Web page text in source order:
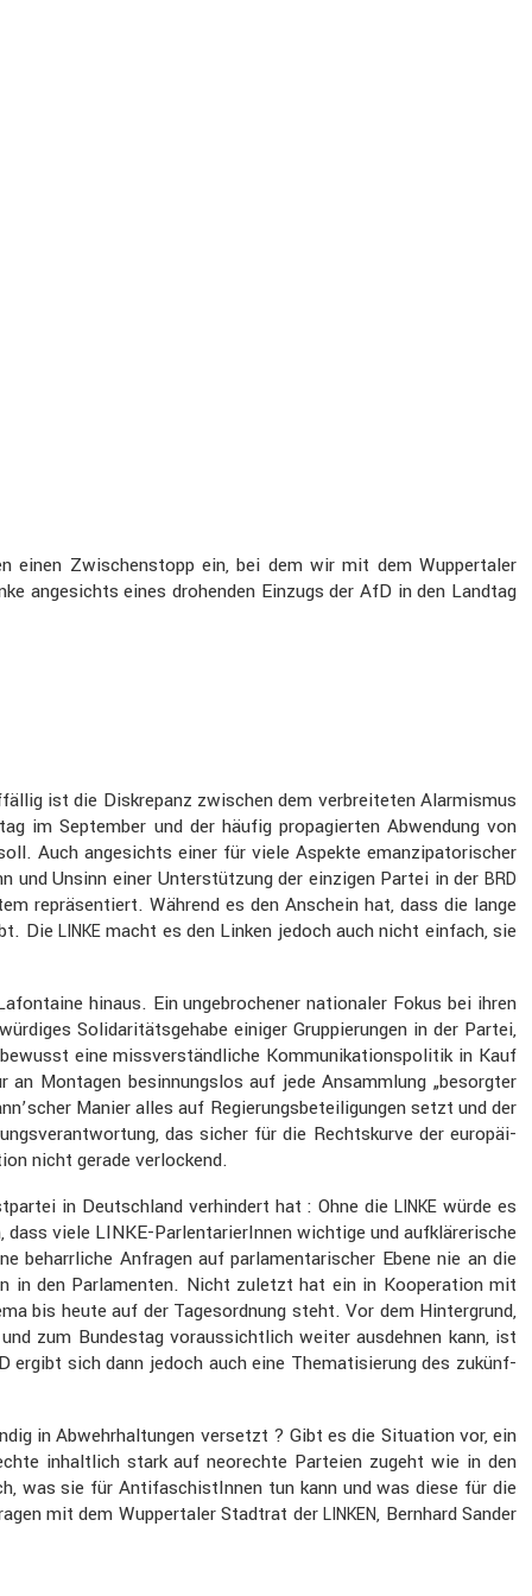
Zwischen­stopp ein, bei dem wir mit dem Wupper­taler
angesichts eines drohenden Einzugs der AfD in den Landtag
ist die Diskre­panz zwischen dem verbrei­teten Alarmismus
im September und der häufig propa­gierten Abwen­dung von
Auch angesichts einer für viele Aspekte emanzi­pa­to­ri­scher
Unsinn einer Unter­stüt­zung der einzigen Partei in der BRD
reprä­sen­tiert. Während es den Anschein hat, dass die lange
Die LINKE macht es den Linken jedoch auch nicht einfach, sie
hinaus. Ein ungebro­chener natio­naler Fokus bei ihren
Solida­ri­täts­ge­habe einiger Gruppie­rungen in der Partei,
eine missver­ständ­liche Kommu­ni­ka­ti­ons­po­litik in Kauf
an Montagen besin­nungslos auf jede Ansamm­lung „besorgter
Manier alles auf Regie­rungs­be­tei­li­gungen setzt und der
das sicher für die Rechts­kurve der europäi­
nicht gerade verlo­ckend.
in Deutsch­land verhin­dert hat : Ohne die LINKE würde es
dass viele LINKE-Parlen­ta­rie­rInnen wichtige und aufklä­re­ri­sche
beharr­liche Anfragen auf parla­men­ta­ri­scher Ebene nie an die
in den Parla­menten. Nicht zuletzt hat ein in Koope­ra­tion mit
bis heute auf der Tages­ord­nung steht. Vor dem Hinter­grund,
zum Bundestag voraus­sicht­lich weiter ausdehnen kann, ist
ergibt sich dann jedoch auch eine Thema­ti­sie­rung des zukünf­
in Abwehr­hal­tungen versetzt ? Gibt es die Situa­tion vor, ein
inhalt­lich stark auf neorechte Parteien zugeht wie in den
was sie für Antifa­schis­tInnen tun kann und was diese für die
mit dem Wupper­taler Stadtrat derLINKEN, Bernhard Sander